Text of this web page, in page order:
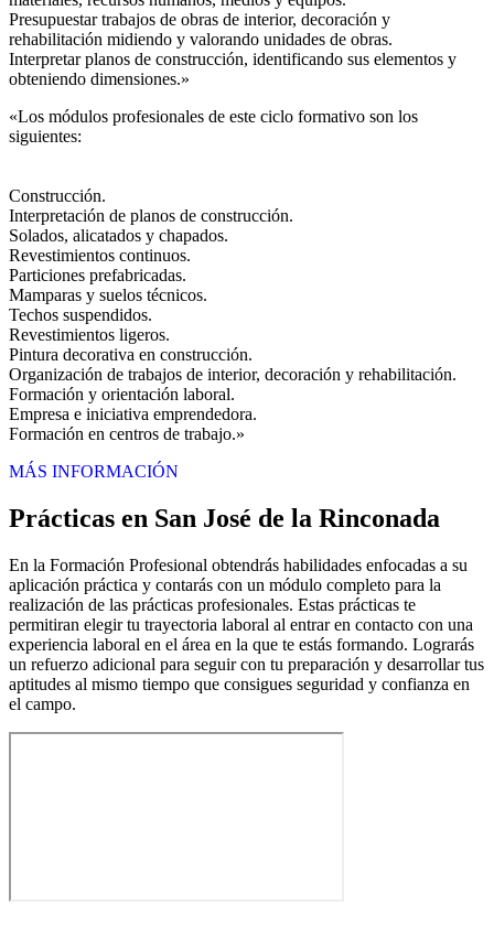
Presupuestar trabajos de obras de interior, decoración y
rehabilitación midiendo y valorando unidades de obras.
Interpretar planos de construcción, identificando sus elementos y
obteniendo dimensiones.»
«Los módulos profesionales de este ciclo formativo son los
siguientes:
Construcción.
Interpretación de planos de construcción.
Solados, alicatados y chapados.
Revestimientos continuos.
Particiones prefabricadas.
Mamparas y suelos técnicos.
Techos suspendidos.
Revestimientos ligeros.
Pintura decorativa en construcción.
Organización de trabajos de interior, decoración y rehabilitación.
Formación y orientación laboral.
Empresa e iniciativa emprendedora.
Formación en centros de trabajo.»
MÁS INFORMACIÓN
Prácticas en San José de la Rinconada
En la Formación Profesional obtendrás habilidades enfocadas a su
aplicación práctica y contarás con un módulo completo para la
realización de las prácticas profesionales. Estas prácticas te
permitiran elegir tu trayectoria laboral al entrar en contacto con una
experiencia laboral en el área en la que te estás formando. Lograrás
un refuerzo adicional para seguir con tu preparación y desarrollar tus
aptitudes al mismo tiempo que consigues seguridad y confianza en
el campo.